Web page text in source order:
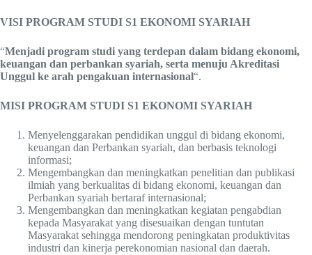
VISI PROGRAM STUDI S1 EKONOMI SYARIAH
“Menjadi program studi yang terdepan dalam bidang ekonomi,
keuangan dan perbankan syariah, serta menuju Akreditasi
Unggul ke arah pengakuan internasional“.
MISI PROGRAM STUDI S1 EKONOMI SYARIAH
Menyelenggarakan pendidikan unggul di bidang ekonomi,
keuangan dan Perbankan syariah, dan berbasis teknologi
informasi;
Mengembangkan dan meningkatkan penelitian dan publikasi
ilmiah yang berkualitas di bidang ekonomi, keuangan dan
Perbankan syariah bertaraf internasional;
Mengembangkan dan meningkatkan kegiatan pengabdian
kepada Masyarakat yang disesuaikan dengan tuntutan
Masyarakat sehingga mendorong peningkatan produktivitas
industri dan kinerja perekonomian nasional dan daerah.